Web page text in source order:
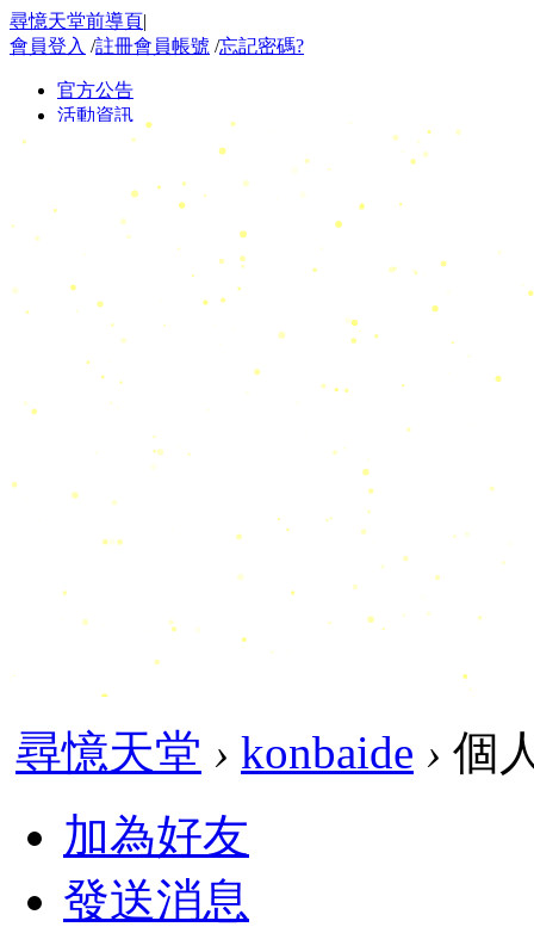
尋憶天堂前導頁|
會員登入 /註冊會員帳號 /忘記密碼?
尋憶天堂 › konbaide › 個
加為好友
發送消息